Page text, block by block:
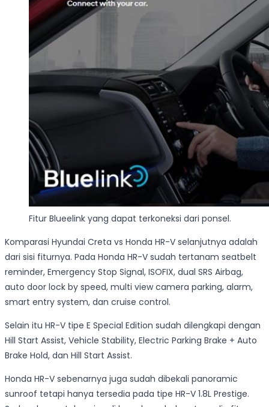
Fitur Blueelink yang dapat terkoneksi dari ponsel.
Komparasi Hyundai Creta vs Honda HR-V selanjutnya adalah
dari sisi fiturnya. Pada Honda HR-V sudah tertanam seatbelt
reminder, Emergency Stop Signal, ISOFIX, dual SRS Airbag,
auto door lock by speed, multi view camera parking, alarm,
smart entry system, dan cruise control.
Selain itu HR-V tipe E Special Edition sudah dilengkapi dengan
Hill Start Assist, Vehicle Stability, Electric Parking Brake + Auto
Brake Hold, dan Hill Start Assist.
Honda HR-V sebenarnya juga sudah dibekali panoramic
sunroof tetapi hanya tersedia pada tipe HR-V 1.8L Prestige.